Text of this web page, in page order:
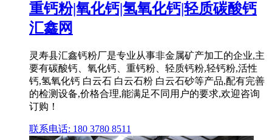
重钙粉|氧化钙|氢氧化钙|轻质碳酸钙
汇鑫网
灵寿县汇鑫钙粉厂是专业从事非金属矿产加工的企业,主
要有碳酸钙、氧化钙、重钙粉、轻质钙粉,轻钙粉,活性
钙,氢氧化钙 白云石 白云石粉 白云石砂等产品,配有完善
的检测设备,价格合理,能满足不同用户的要求,欢迎咨询
订购！
联系电话: 180 3780 8511